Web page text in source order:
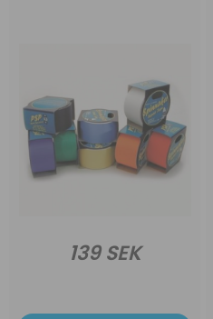
139 SEK